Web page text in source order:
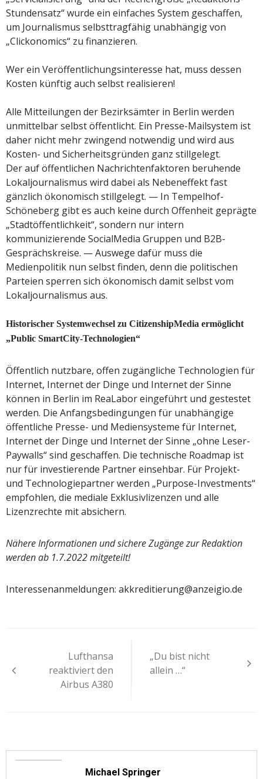
Stundensatz“ wurde ein einfaches System geschaffen,
um Journalismus selbsttragfähig unabhängig von
„Clickonomics“ zu finanzieren.
Wer ein Veröffentlichungsinteresse hat, muss dessen
Kosten künftig auch selbst realisieren!
Alle Mitteilungen der Bezirksämter in Berlin werden
unmittelbar selbst öffentlicht. Ein Presse-Mailsystem ist
daher nicht mehr zwingend notwendig und wird aus
Kosten- und Sicherheitsgründen ganz stillgelegt.
Der auf öffentlichen Nachrichtenfaktoren beruhende
Lokaljournalismus wird dabei als Nebeneffekt fast
gänzlich ökonomisch stillgelegt. — In Tempelhof-
Schöneberg gibt es auch keine durch Offenheit geprägte
„Stadtöffentlichkeit“, sondern nur intern
kommunizierende SocialMedia Gruppen und B2B-
Gesprächskreise. — Auswege dafür muss die
Medienpolitik nun selbst finden, denn die politischen
Parteien sperren sich ökonomisch damit selbst vom
Lokaljournalismus aus.
Historischer Systemwechsel zu CitizenshipMedia ermöglicht
„Public SmartCity-Technologien“
Öffentlich nutzbare, offen zugängliche Technologien für
Internet, Internet der Dinge und Internet der Sinne
können in Berlin im ReaLabor eingeführt und gestestet
werden. Die Anfangsbedingungen für unabhängige
öffentliche Presse- und Mediensysteme für Internet,
Internet der Dinge und Internet der Sinne „ohne Leser-
Paywalls“ sind geschaffen. Die technische Roadmap ist
nur für investierende Partner einsehbar. Für Projekt-
und Technologiepartner werden „Purpose-Investments“
empfohlen, die mediale Exklusivlizenzen und alle
Lizenzrechte mit absichern.
Nähere Informationen und sichere Zugänge zur Redaktion
werden ab 1.7.2022 mitgeteilt!
Interessenanmeldungen: akkreditierung@anzeigio.de
Lufthansa
reaktiviert den
Airbus A380
„Du bist nicht
allein …“
Michael Springer